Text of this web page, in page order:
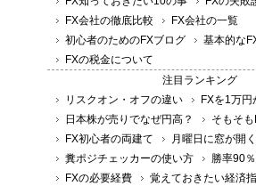
FX会社の徹底比較
FX会社の一覧
初心者のためのFXブログ
基本的な
FXの税金について
注目ランキング
リスクオン・オフの違い
FXを1万円
日本株が売りでなぜ円高？
そもそ
FX初心者の両建て
月曜日に窓が開
糞ポジチェッカーの使い方
勝率90
FXの必要経費
覚えておきたい経済